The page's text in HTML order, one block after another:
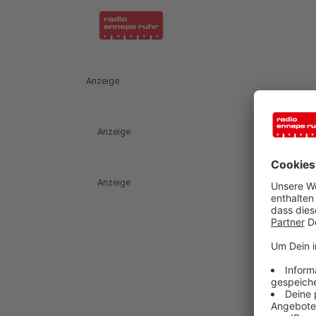
Anzeige
Anzeige
Anzeige